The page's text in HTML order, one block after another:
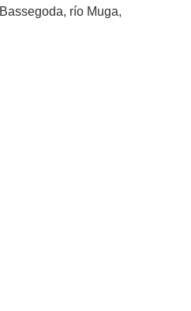
río Muga,